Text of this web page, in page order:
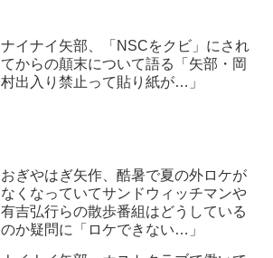
ナイナイ矢部、「NSCをクビ」にされ
てからの顛末について語る「矢部・岡
村出入り禁止って貼り紙が…」
おぎやはぎ矢作、酷暑で夏の外ロケが
なくなっていてサンドウィッチマンや
有吉弘行らの散歩番組はどうしている
のか疑問に「ロケできない…」